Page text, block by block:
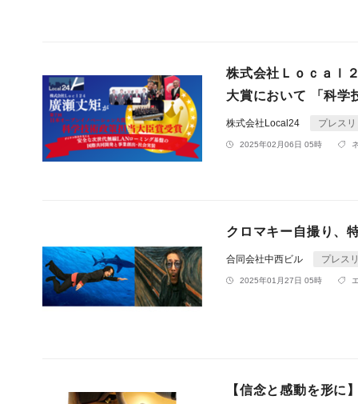
株式会社Ｌｏｃａｌ
大賞において 「科学
株式会社Local24 プレス
2025年02月06日 05時
クロマキー自撮り、
合同会社中西ビル プレス
2025年01月27日 05時
【信念と感動を形に